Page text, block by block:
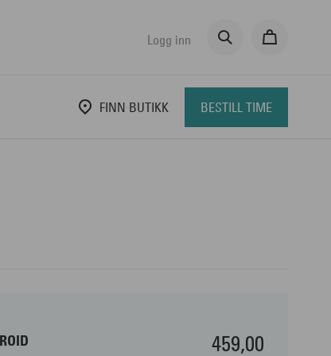
Logg inn
FINN BUTIKK BESTILL TIME
459,00